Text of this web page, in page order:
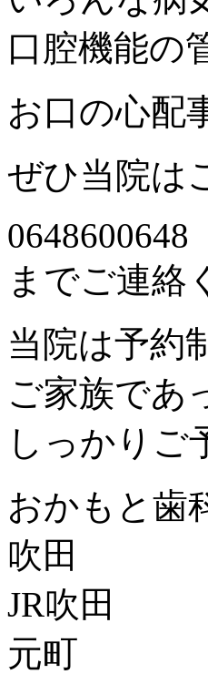
口腔機能の
お口の心配
ぜひ当院は
0648600648
までご連絡
当院は予約
ご家族であ
しっかりご
おかもと歯
吹田
JR吹田
元町